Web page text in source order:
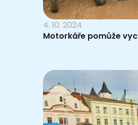
4. 10. 2024
Motorkáře pomůže